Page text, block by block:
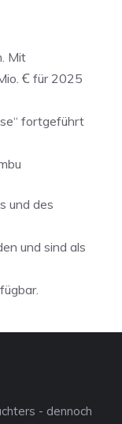
Mit
Ꞓ für 2025
fortgeführt
und des
und sind als
- dennoch